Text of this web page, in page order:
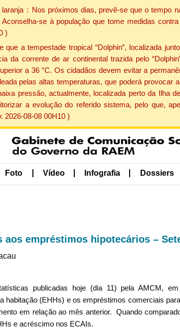
：Nos próximos dias, prevê-se que o tempo
se à população que tome medidas
)
que a tempestade tropical “Dolphin”, localizada
da corrente de ar continental trazida pelo
a 36 °C. Os cidadãos devem evitar a
pelas altas temperaturas, que poderá
pressão, actualmente, localizada perto da Ilha
a evolução do referido sistema, pelo que,
2026-08-08 00H10 )
Foto Vídeo Infografia Dossiers
empréstimos hipotecários –
publicadas hoje (dia 11) pela AMCM,
habitação (EHHs) e os empréstimos comerciais
em relação ao mês anterior. Quando
e acréscimo nos ECAIs.